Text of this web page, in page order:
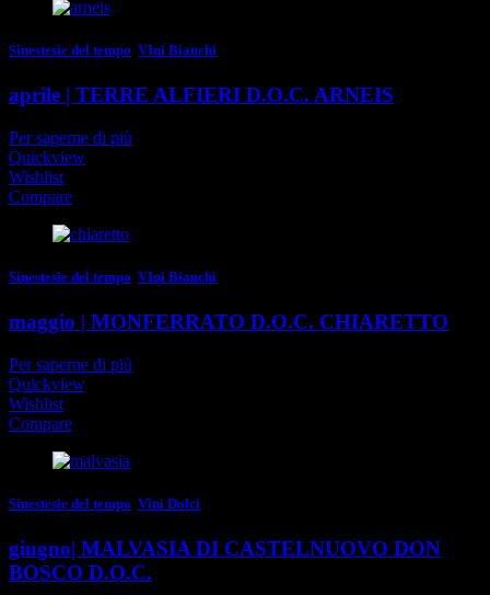
Sinestesie del tempo VIni Bianchi
aprile | TERRE ALFIERI D.O.C. ARNEIS
Per saperne di più
Quickview
Wishlist
Compare
Sinestesie del tempo VIni Bianchi
maggio | MONFERRATO D.O.C. CHIARETTO
Per saperne di più
Quickview
Wishlist
Compare
Sinestesie del tempo Vini Dolci
giugno| MALVASIA DI CASTELNUOVO DON
BOSCO D.O.C.